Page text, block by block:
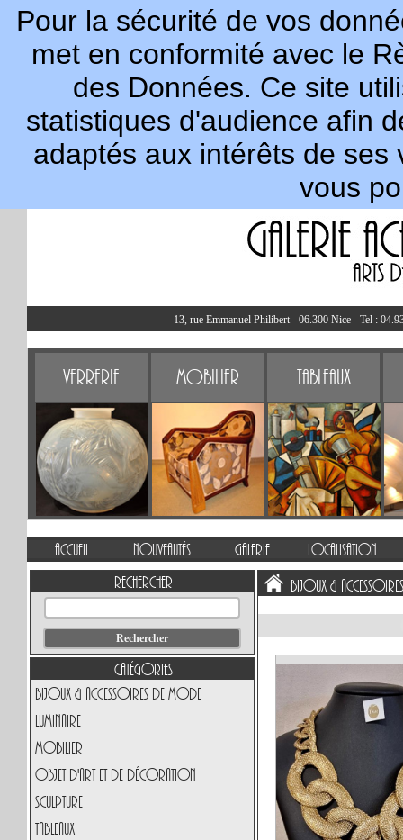
Pour la sécurité de vos
met en conformité avec le
des Données. Ce site
statistiques d'audience afin
adaptés aux intérêts de
vous
13, rue Emmanuel Philibert - 06.300 Nice - Tel :
Verrerie Mobilier Tableaux
Accueil Nouveautés Galerie
Localisation
Rechercher
Catégories
Bijoux & Accessoires de Mode
Luminaire
Mobilier
Objet d'art et de Décoration
Sculpture
Tableaux
Bijoux &